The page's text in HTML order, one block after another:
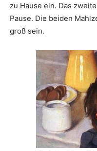
zu Hause ein. Das
Pause. Die beiden
groß sein.